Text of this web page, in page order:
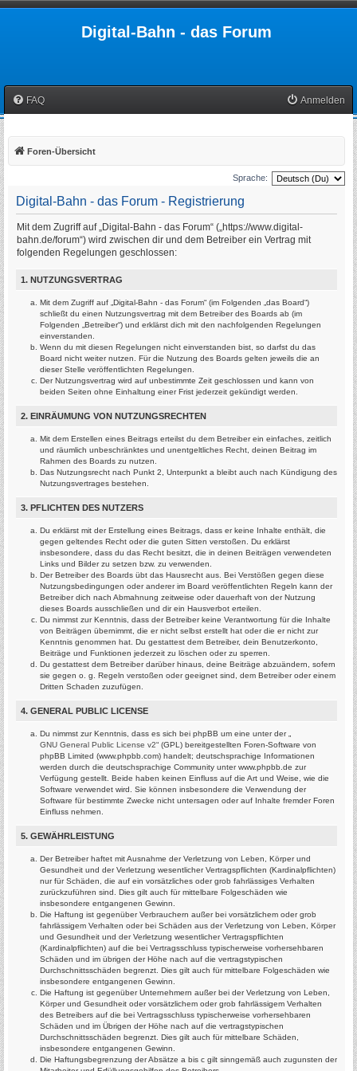
Digital-Bahn - das Forum
FAQ Anmelden
Foren-Übersicht
Sprache:
Digital-Bahn - das Forum - Registrierung
Mit dem Zugriff auf „Digital-Bahn - das Forum“ („https://www.digital-
bahn.de/forum“) wird zwischen dir und dem Betreiber ein Vertrag mit
folgenden Regelungen geschlossen:
1. NUTZUNGSVERTRAG
Mit dem Zugriff auf „Digital-Bahn - das Forum“ (im Folgenden „das Board“)
schließt du einen Nutzungsvertrag mit dem Betreiber des Boards ab (im
Folgenden „Betreiber“) und erklärst dich mit den nachfolgenden Regelungen
einverstanden.
Wenn du mit diesen Regelungen nicht einverstanden bist, so darfst du das
Board nicht weiter nutzen. Für die Nutzung des Boards gelten jeweils die an
dieser Stelle veröffentlichten Regelungen.
Der Nutzungsvertrag wird auf unbestimmte Zeit geschlossen und kann von
beiden Seiten ohne Einhaltung einer Frist jederzeit gekündigt werden.
2. EINRÄUMUNG VON NUTZUNGSRECHTEN
Mit dem Erstellen eines Beitrags erteilst du dem Betreiber ein einfaches, zeitlich
und räumlich unbeschränktes und unentgeltliches Recht, deinen Beitrag im
Rahmen des Boards zu nutzen.
Das Nutzungsrecht nach Punkt 2, Unterpunkt a bleibt auch nach Kündigung des
Nutzungsvertrages bestehen.
3. PFLICHTEN DES NUTZERS
Du erklärst mit der Erstellung eines Beitrags, dass er keine Inhalte enthält, die
gegen geltendes Recht oder die guten Sitten verstoßen. Du erklärst
insbesondere, dass du das Recht besitzt, die in deinen Beiträgen verwendeten
Links und Bilder zu setzen bzw. zu verwenden.
Der Betreiber des Boards übt das Hausrecht aus. Bei Verstößen gegen diese
Nutzungsbedingungen oder anderer im Board veröffentlichten Regeln kann der
Betreiber dich nach Abmahnung zeitweise oder dauerhaft von der Nutzung
dieses Boards ausschließen und dir ein Hausverbot erteilen.
Du nimmst zur Kenntnis, dass der Betreiber keine Verantwortung für die Inhalte
von Beiträgen übernimmt, die er nicht selbst erstellt hat oder die er nicht zur
Kenntnis genommen hat. Du gestattest dem Betreiber, dein Benutzerkonto,
Beiträge und Funktionen jederzeit zu löschen oder zu sperren.
Du gestattest dem Betreiber darüber hinaus, deine Beiträge abzuändern, sofern
sie gegen o. g. Regeln verstoßen oder geeignet sind, dem Betreiber oder einem
Dritten Schaden zuzufügen.
4. GENERAL PUBLIC LICENSE
Du nimmst zur Kenntnis, dass es sich bei phpBB um eine unter der „
GNU General Public License v2“ (GPL) bereitgestellten Foren-Software von
phpBB Limited (www.phpbb.com) handelt; deutschsprachige Informationen
werden durch die deutschsprachige Community unter www.phpbb.de zur
Verfügung gestellt. Beide haben keinen Einfluss auf die Art und Weise, wie die
Software verwendet wird. Sie können insbesondere die Verwendung der
Software für bestimmte Zwecke nicht untersagen oder auf Inhalte fremder Foren
Einfluss nehmen.
5. GEWÄHRLEISTUNG
Der Betreiber haftet mit Ausnahme der Verletzung von Leben, Körper und
Gesundheit und der Verletzung wesentlicher Vertragspflichten (Kardinalpflichten)
nur für Schäden, die auf ein vorsätzliches oder grob fahrlässiges Verhalten
zurückzuführen sind. Dies gilt auch für mittelbare Folgeschäden wie
insbesondere entgangenen Gewinn.
Die Haftung ist gegenüber Verbrauchern außer bei vorsätzlichem oder grob
fahrlässigem Verhalten oder bei Schäden aus der Verletzung von Leben, Körper
und Gesundheit und der Verletzung wesentlicher Vertragspflichten
(Kardinalpflichten) auf die bei Vertragsschluss typischerweise vorhersehbaren
Schäden und im übrigen der Höhe nach auf die vertragstypischen
Durchschnittsschäden begrenzt. Dies gilt auch für mittelbare Folgeschäden wie
insbesondere entgangenen Gewinn.
Die Haftung ist gegenüber Unternehmern außer bei der Verletzung von Leben,
Körper und Gesundheit oder vorsätzlichem oder grob fahrlässigem Verhalten
des Betreibers auf die bei Vertragsschluss typischerweise vorhersehbaren
Schäden und im Übrigen der Höhe nach auf die vertragstypischen
Durchschnittsschäden begrenzt. Dies gilt auch für mittelbare Schäden,
insbesondere entgangenen Gewinn.
Die Haftungsbegrenzung der Absätze a bis c gilt sinngemäß auch zugunsten der